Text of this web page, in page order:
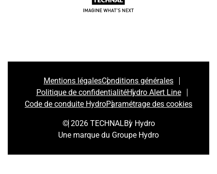
Mentions légalesConditions générales
Politique de confidentialitéHydro Alert Line
Code de conduite HydroParamétrage des cookies
© 2026 TECHNALBy Hydro
Une marque du Groupe Hydro